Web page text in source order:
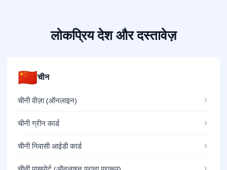
लोकप्रिय देश और दस्तावेज़
🇨🇳चीन
चीनी वीज़ा (ऑनलाइन)
चीनी ग्रीन कार्ड
चीनी निवासी आईडी कार्ड